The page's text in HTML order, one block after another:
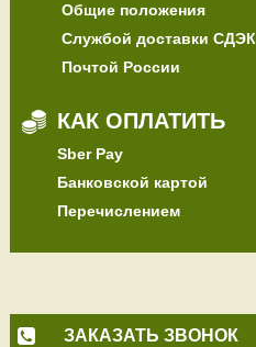
Общие положения
Службой доставки СДЭК
Почтой России
КАК ОПЛАТИТЬ
Sber Pay
Банковской картой
Перечислением
ЗАКАЗАТЬ ЗВОНОК